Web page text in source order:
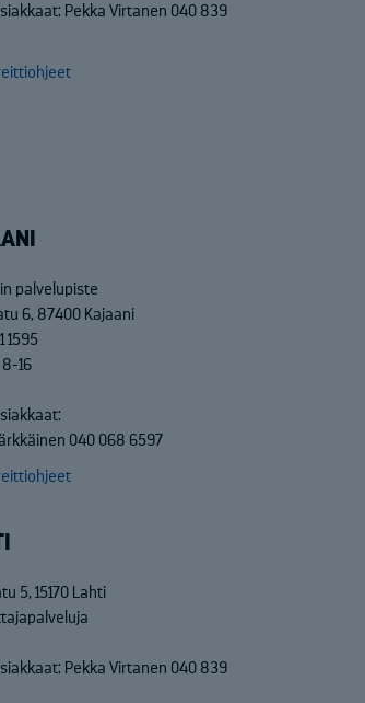
Pekka Virtanen 040 839
palvelupiste
6, 87400 Kajaani
1595
16
040 068 6597
5, 15170 Lahti
Pekka Virtanen 040 839